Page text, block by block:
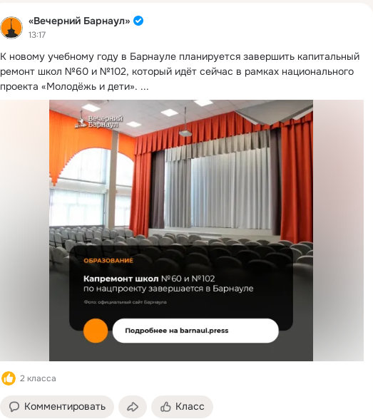
«Вечерний Барнаул»
13:17
К новому учебному году в Барнауле планируется завершить капитальный
ремонт школ №60 и №102, который идёт сейчас в рамках национального
проекта «Молодёжь и дети». ...
2 класса
Комментировать Класс